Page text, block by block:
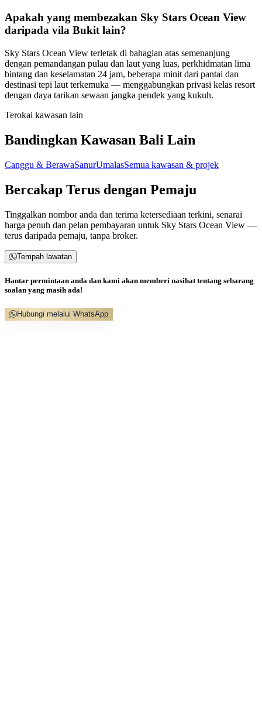
Apakah yang membezakan Sky Stars Ocean View
daripada vila Bukit lain?
Sky Stars Ocean View terletak di bahagian atas semenanjung
dengan pemandangan pulau dan laut yang luas, perkhidmatan lima
bintang dan keselamatan 24 jam, beberapa minit dari pantai dan
destinasi tepi laut terkemuka — menggabungkan privasi kelas resort
dengan daya tarikan sewaan jangka pendek yang kukuh.
Terokai kawasan lain
Bandingkan Kawasan Bali Lain
Canggu & BerawaSanurUmalasSemua kawasan & projek
Bercakap Terus dengan Pemaju
Tinggalkan nombor anda dan terima ketersediaan terkini, senarai
harga penuh dan pelan pembayaran untuk Sky Stars Ocean View —
terus daripada pemaju, tanpa broker.
Tempah lawatan
Hantar permintaan anda dan kami akan memberi nasihat tentang sebarang
soalan yang masih ada!
Hubungi melalui WhatsApp